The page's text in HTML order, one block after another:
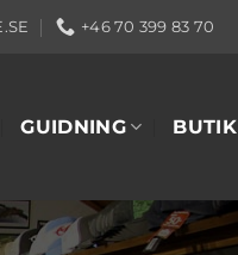
+46 70 399 83 70
GUIDNING BUTIK